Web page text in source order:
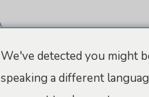
We've detected you might
speaking a different